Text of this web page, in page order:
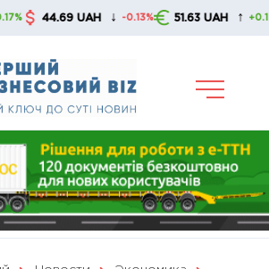
44.69 UAH ↓ -0.13% 51.63 UAH ↑ +0.17%